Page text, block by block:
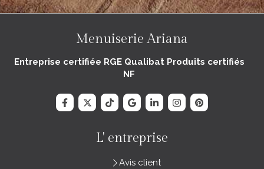
Menuiserie Ariana
Entreprise certifiée RGE Qualibat Produits certifiés
NF
L' entreprise
Avis client